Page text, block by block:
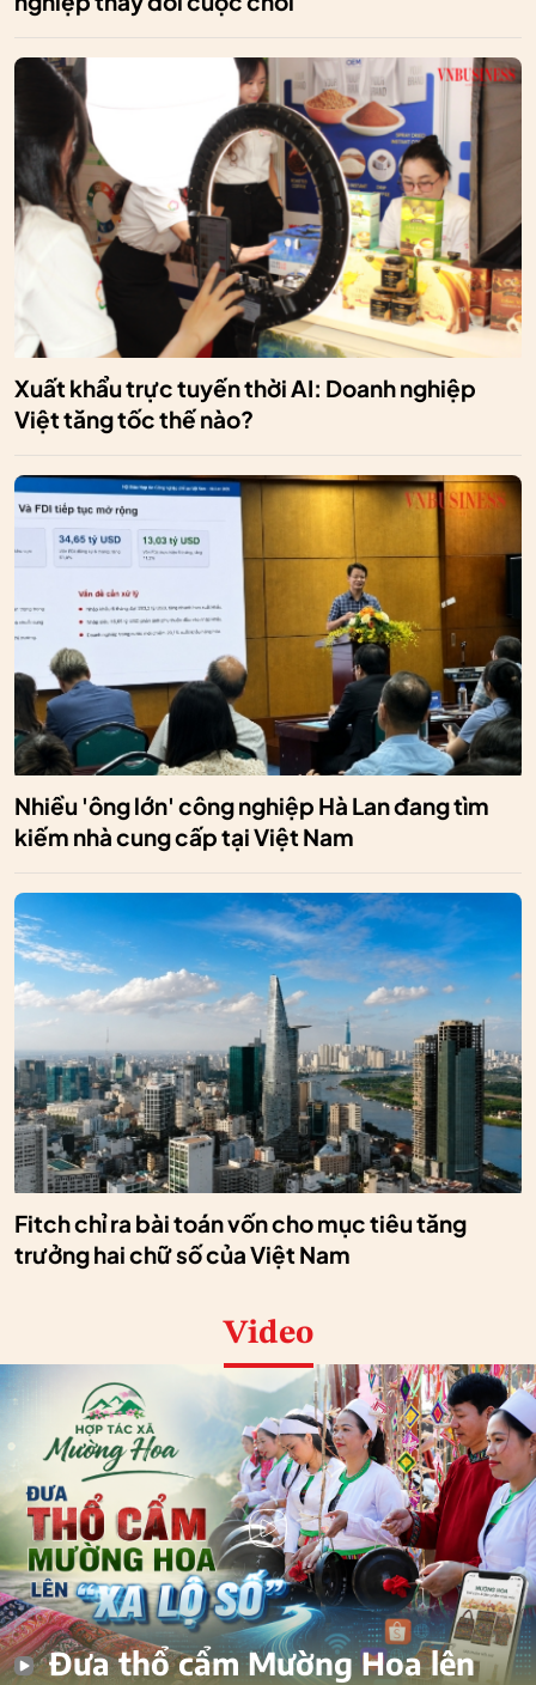
Xuất khẩu trực tuyến thời AI: Doanh nghiệp
Việt tăng tốc thế nào?
Nhiều 'ông lớn' công nghiệp Hà Lan đang tìm
kiếm nhà cung cấp tại Việt Nam
Fitch chỉ ra bài toán vốn cho mục tiêu tăng
trưởng hai chữ số của Việt Nam
Video
Đưa thổ cẩm Mường Hoa lên